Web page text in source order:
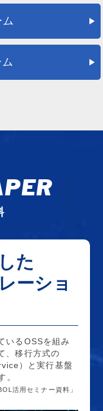
た
ーショ
いるOSSを組み
、移行方式の
）と実行基盤
。
活用セミナー資料」